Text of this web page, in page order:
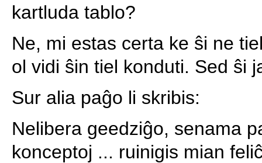
kartluda tablo?
Ne, mi estas certa ke ŝi ne
ol vidi ŝin tiel konduti. Sed ŝi
Sur alia paĝo li skribis:
Nelibera geedziĝo, senama
konceptoj ... ruinigis mian